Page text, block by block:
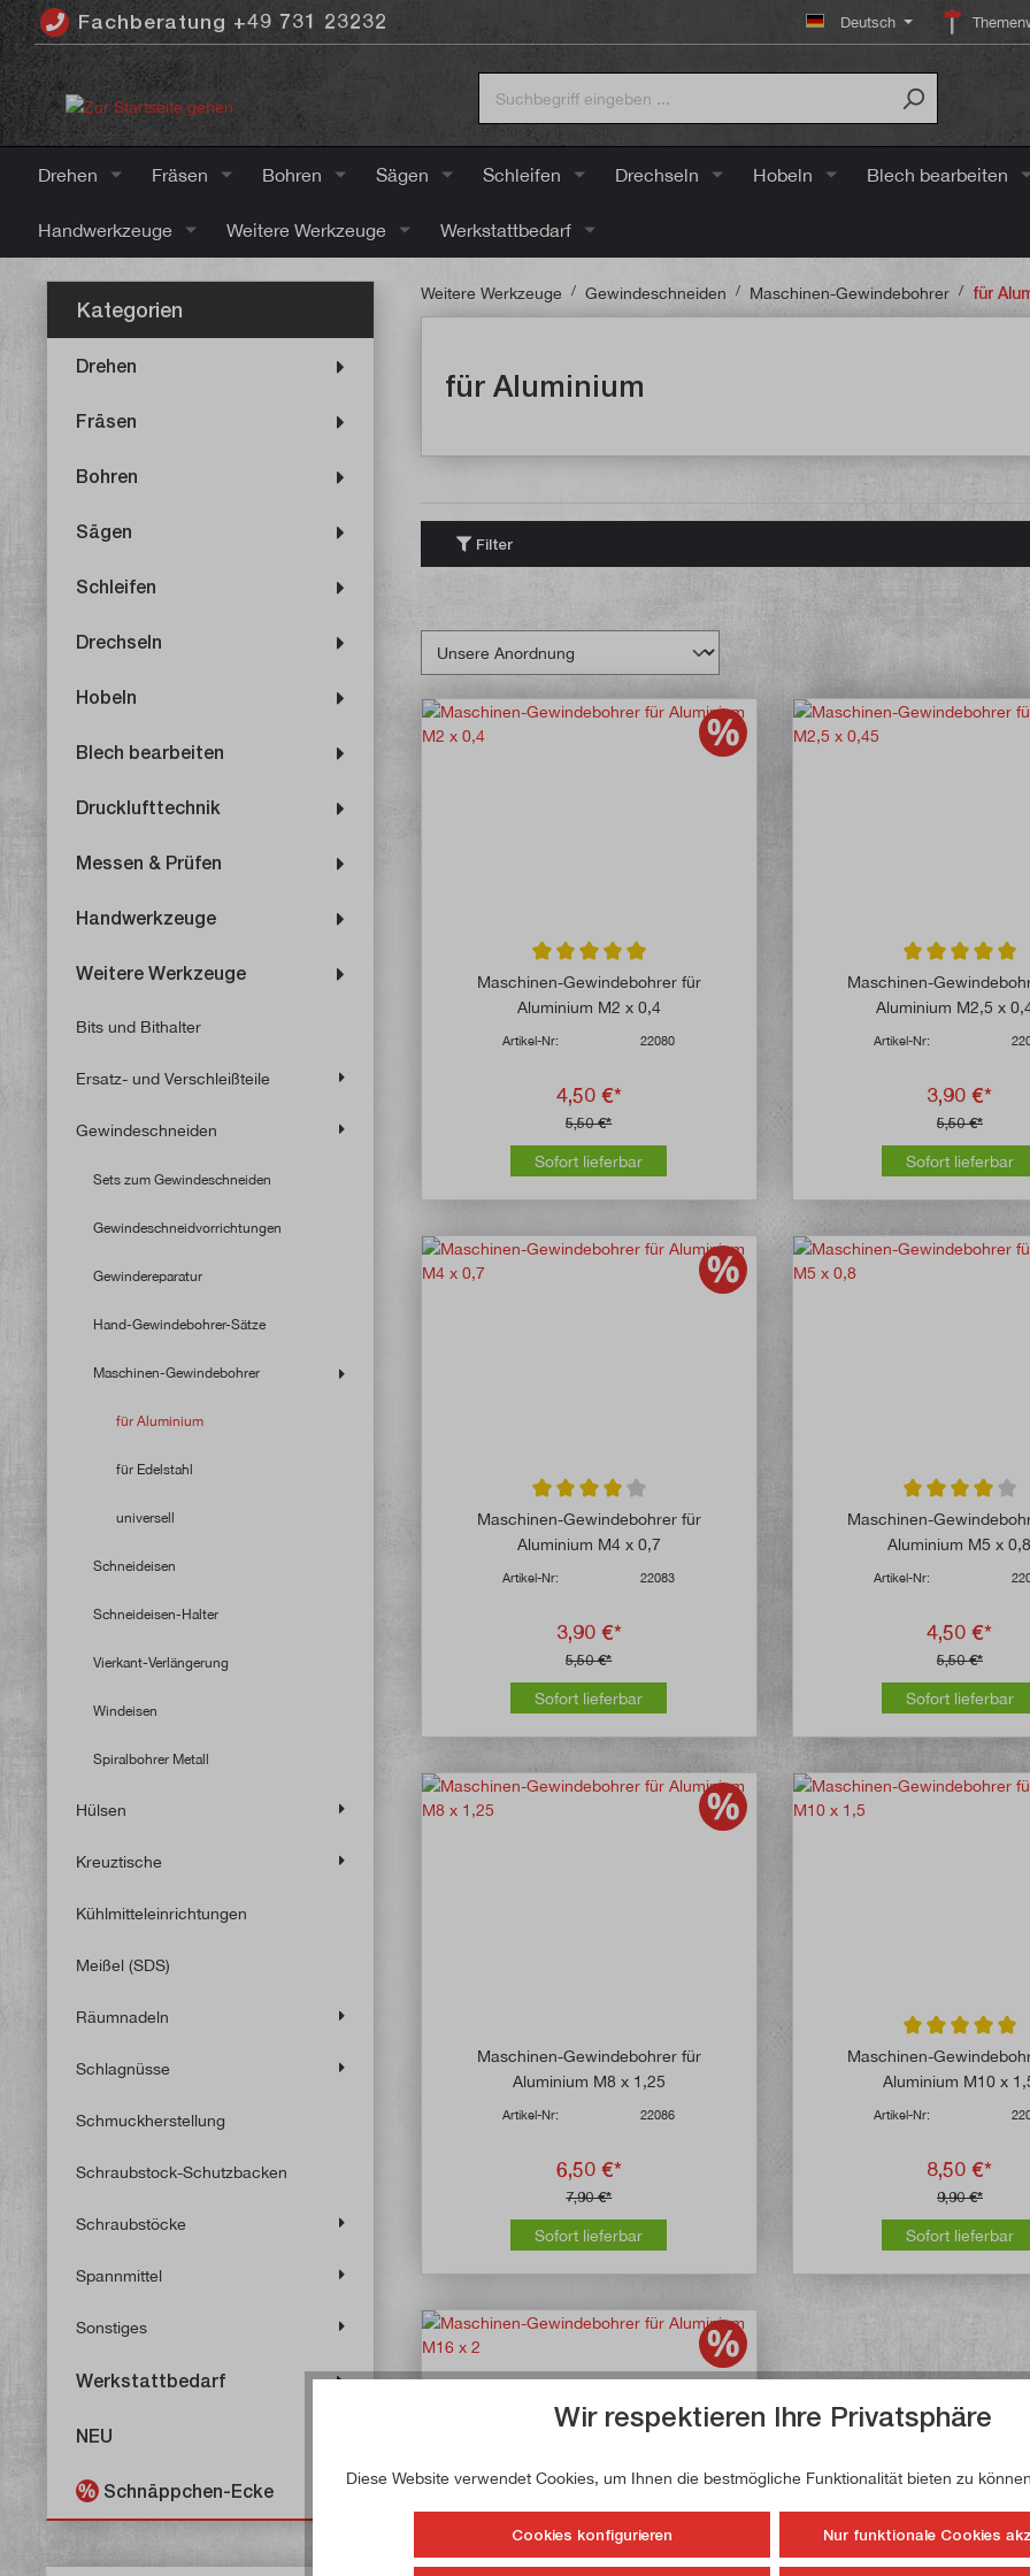
springen
Fachberatung +49 731 23232 Deutsch
Drehen Fräsen Bohren Sägen Schleifen Drechseln Hobeln Blech bearbeiten
Handwerkzeuge Weitere Werkzeuge Werkstattbedarf
Kategorien
Drehen
Fräsen
Bohren
Sägen
Schleifen
Drechseln
Hobeln
Blech bearbeiten
Drucklufttechnik
Messen & Prüfen
Handwerkzeuge
Weitere Werkzeuge
Bits und Bithalter
Ersatz- und Verschleißteile
Gewindeschneiden
Sets zum Gewindeschneiden
Gewindeschneidvorrichtungen
Gewindereparatur
Hand-Gewindebohrer-Sätze
Maschinen-Gewindebohrer
für Aluminium
für Edelstahl
universell
Schneideisen
Schneideisen-Halter
Vierkant-Verlängerung
Windeisen
Spiralbohrer Metall
Hülsen
Kreuztische
Kühlmitteleinrichtungen
Meißel (SDS)
Räumnadeln
Schlagnüsse
Schmuckherstellung
Schraubstock-Schutzbacken
Schraubstöcke
Spannmittel
Sonstiges
Werkstattbedarf
NEU
Schnäppchen-Ecke
Weitere Werkzeuge / Gewindeschneiden / Maschinen-Gewindebohrer / für
für Aluminium
Filter
Durchschnittliche Bewertung von 5 von 5 Sternen
Maschinen-Gewindebohrer für
Aluminium M2 x 0,4
Artikel-Nr: 22080
4,50 €*
5,50 €*
Sofort lieferbar
Maschinen-
Aluminium M2,5 x
Artikel-Nr:
3,90 €*
5,50 €*
Sofort lieferbar
Durchschnittliche Bewertung von 4 von 5 Sternen
Maschinen-Gewindebohrer für
Aluminium M4 x 0,7
Artikel-Nr: 22083
3,90 €*
5,50 €*
Sofort lieferbar
Maschinen-
Aluminium M5 x
Artikel-Nr:
4,50 €*
5,50 €*
Sofort lieferbar
Maschinen-Gewindebohrer für
Aluminium M8 x 1,25
Artikel-Nr: 22086
6,50 €*
7,90 €*
Sofort lieferbar
Maschinen-
Aluminium M10 x
Artikel-Nr:
8,50 €*
9,90 €*
Sofort lieferbar
Wir respektieren Ihre Privatsphäre
Diese Website verwendet Cookies, um Ihnen die bestmögliche Funktionalität bieten zu
Cookies konfigurieren Nur funktionale Cookies